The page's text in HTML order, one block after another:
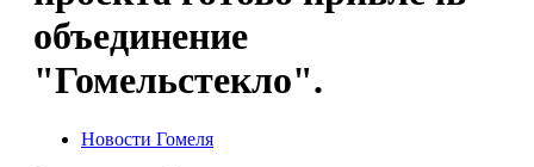
объединение
"Гомельстекло".
Новости Гомеля